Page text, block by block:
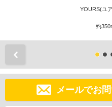
YOURS(ユ
約
メールでお